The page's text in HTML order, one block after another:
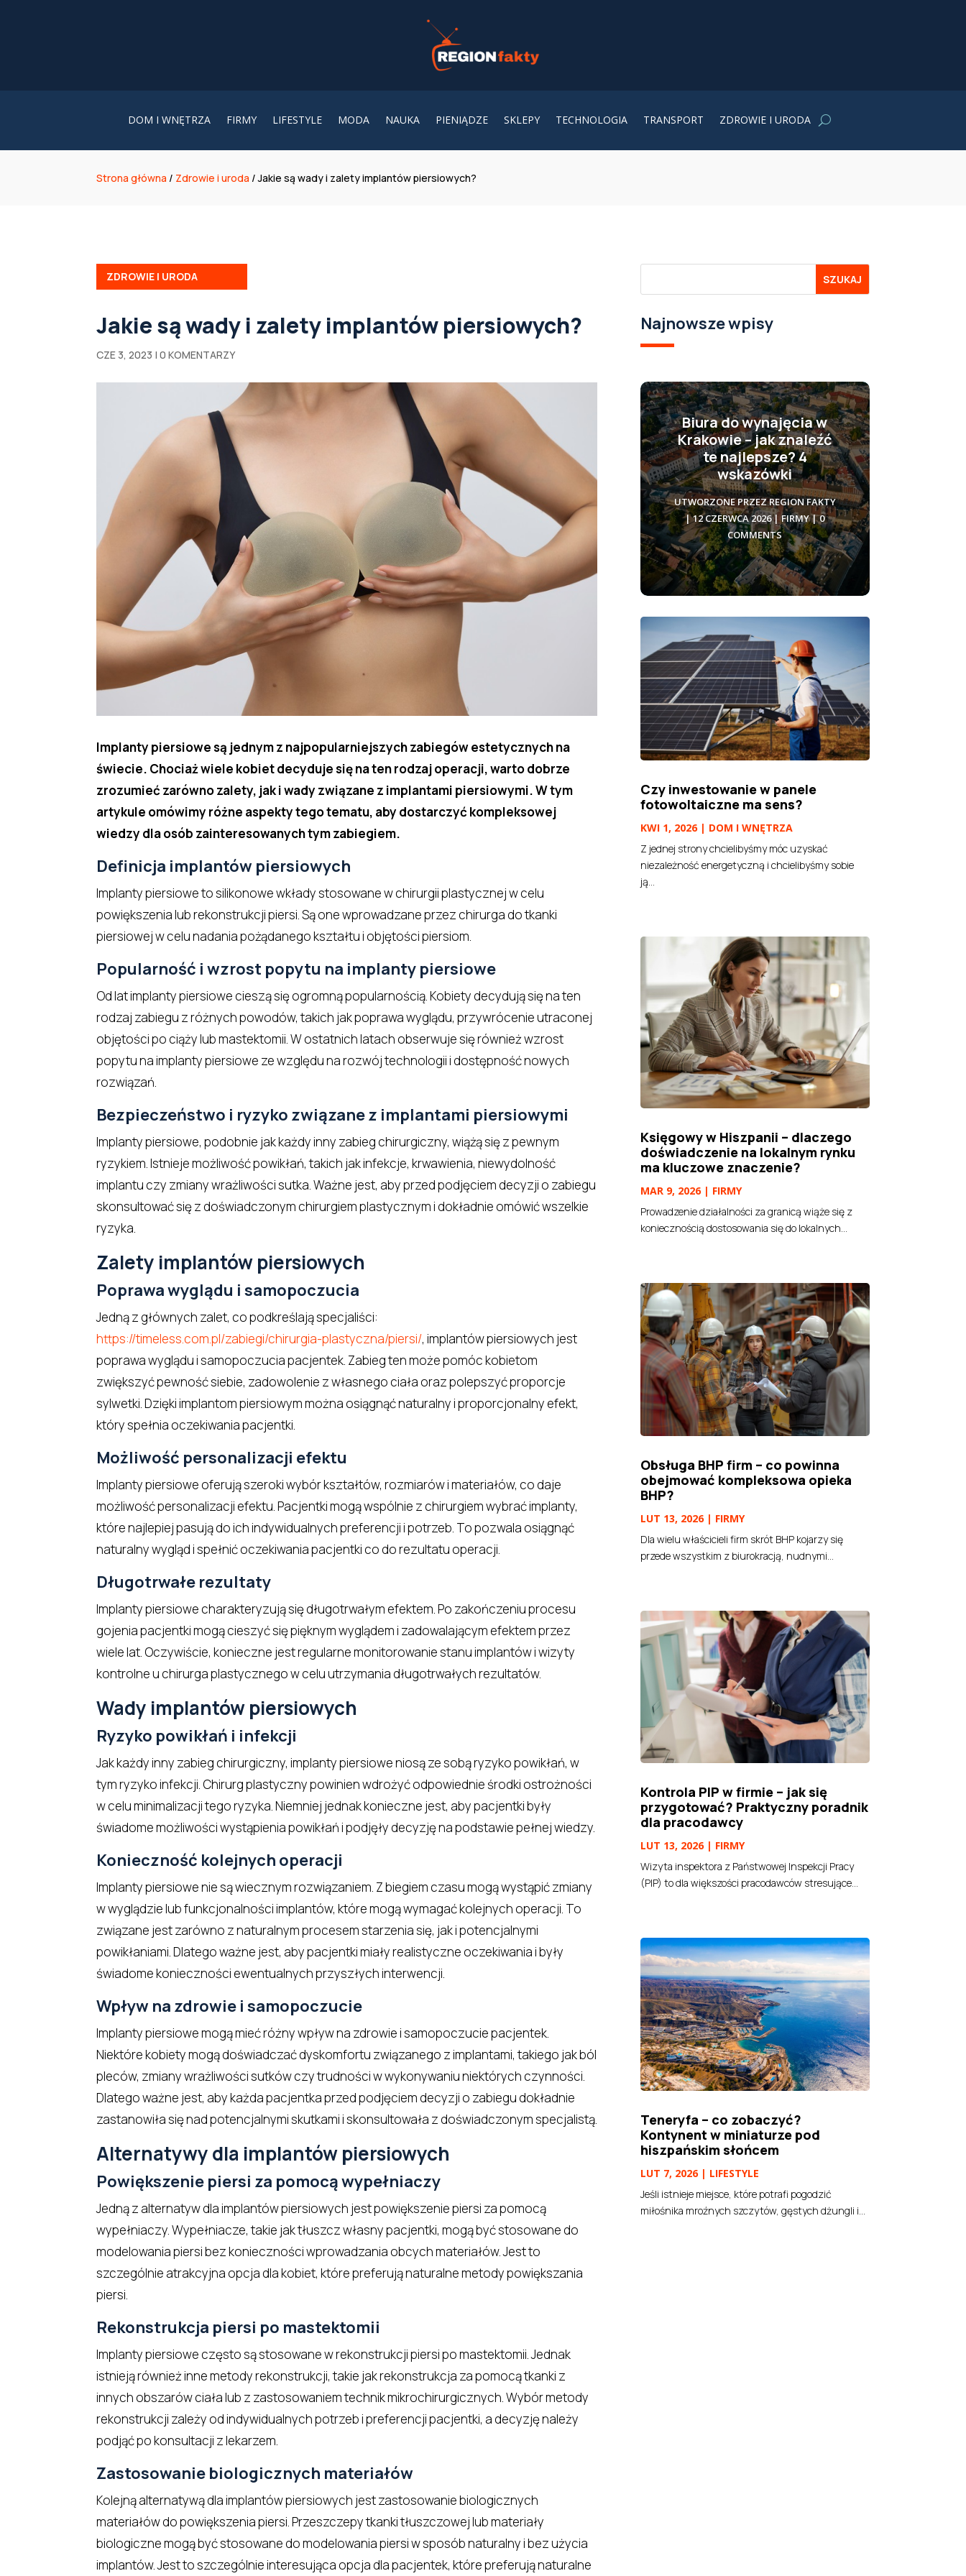
DOM I WNĘTRZA FIRMY LIFESTYLE MODA NAUKA PIENIĄDZE SKLEPY TECHNOLOGIA TRANSPORT ZDROWIE I URODA
Strona główna / Zdrowie i uroda /Jakie są wady i zalety implantów piersiowych?
ZDROWIE I URODA
Jakie są wady i zalety implantów piersiowych?
CZE 3, 2023 |0 KOMENTARZY
Implanty piersiowe są jednym z najpopularniejszych zabiegów estetycznych na
świecie. Chociaż wiele kobiet decyduje się na ten rodzaj operacji, warto dobrze
zrozumieć zarówno zalety, jak i wady związane z implantami piersiowymi. W tym
artykule omówimy różne aspekty tego tematu, aby dostarczyć kompleksowej
wiedzy dla osób zainteresowanych tym zabiegiem.
Definicja implantów piersiowych
Implanty piersiowe to silikonowe wkłady stosowane w chirurgii plastycznej w celu
powiększenia lub rekonstrukcji piersi. Są one wprowadzane przez chirurga do tkanki
piersiowej w celu nadania pożądanego kształtu i objętości piersiom.
Popularność i wzrost popytu na implanty piersiowe
Od lat implanty piersiowe cieszą się ogromną popularnością. Kobiety decydują się na ten
rodzaj zabiegu z różnych powodów, takich jak poprawa wyglądu, przywrócenie utraconej
objętości po ciąży lub mastektomii. W ostatnich latach obserwuje się również wzrost
popytu na implanty piersiowe ze względu na rozwój technologii i dostępność nowych
rozwiązań.
Bezpieczeństwo i ryzyko związane z implantami piersiowymi
Implanty piersiowe, podobnie jak każdy inny zabieg chirurgiczny, wiążą się z pewnym
ryzykiem. Istnieje możliwość powikłań, takich jak infekcje, krwawienia, niewydolność
implantu czy zmiany wrażliwości sutka. Ważne jest, aby przed podjęciem decyzji o zabiegu
skonsultować się z doświadczonym chirurgiem plastycznym i dokładnie omówić wszelkie
ryzyka.
Zalety implantów piersiowych
Poprawa wyglądu i samopoczucia
Jedną z głównych zalet, co podkreślają specjaliści:
https://timeless.com.pl/zabiegi/chirurgia-plastyczna/piersi/, implantów piersiowych jest
poprawa wyglądu i samopoczucia pacjentek. Zabieg ten może pomóc kobietom
zwiększyć pewność siebie, zadowolenie z własnego ciała oraz polepszyć proporcje
sylwetki. Dzięki implantom piersiowym można osiągnąć naturalny i proporcjonalny efekt,
który spełnia oczekiwania pacjentki.
Możliwość personalizacji efektu
Implanty piersiowe oferują szeroki wybór kształtów, rozmiarów i materiałów, co daje
możliwość personalizacji efektu. Pacjentki mogą wspólnie z chirurgiem wybrać implanty,
które najlepiej pasują do ich indywidualnych preferencji i potrzeb. To pozwala osiągnąć
naturalny wygląd i spełnić oczekiwania pacjentki co do rezultatu operacji.
Długotrwałe rezultaty
Implanty piersiowe charakteryzują się długotrwałym efektem. Po zakończeniu procesu
gojenia pacjentki mogą cieszyć się pięknym wyglądem i zadowalającym efektem przez
wiele lat. Oczywiście, konieczne jest regularne monitorowanie stanu implantów i wizyty
kontrolne u chirurga plastycznego w celu utrzymania długotrwałych rezultatów.
Wady implantów piersiowych
Ryzyko powikłań i infekcji
Jak każdy inny zabieg chirurgiczny, implanty piersiowe niosą ze sobą ryzyko powikłań, w
tym ryzyko infekcji. Chirurg plastyczny powinien wdrożyć odpowiednie środki ostrożności
w celu minimalizacji tego ryzyka. Niemniej jednak konieczne jest, aby pacjentki były
świadome możliwości wystąpienia powikłań i podjęły decyzję na podstawie pełnej wiedzy.
Konieczność kolejnych operacji
Implanty piersiowe nie są wiecznym rozwiązaniem. Z biegiem czasu mogą wystąpić zmiany
w wyglądzie lub funkcjonalności implantów, które mogą wymagać kolejnych operacji. To
związane jest zarówno z naturalnym procesem starzenia się, jak i potencjalnymi
powikłaniami. Dlatego ważne jest, aby pacjentki miały realistyczne oczekiwania i były
świadome konieczności ewentualnych przyszłych interwencji.
Wpływ na zdrowie i samopoczucie
Implanty piersiowe mogą mieć różny wpływ na zdrowie i samopoczucie pacjentek.
Niektóre kobiety mogą doświadczać dyskomfortu związanego z implantami, takiego jak ból
pleców, zmiany wrażliwości sutków czy trudności w wykonywaniu niektórych czynności.
Dlatego ważne jest, aby każda pacjentka przed podjęciem decyzji o zabiegu dokładnie
zastanowiła się nad potencjalnymi skutkami i skonsultowała z doświadczonym specjalistą.
Alternatywy dla implantów piersiowych
Powiększenie piersi za pomocą wypełniaczy
Jedną z alternatyw dla implantów piersiowych jest powiększenie piersi za pomocą
wypełniaczy. Wypełniacze, takie jak tłuszcz własny pacjentki, mogą być stosowane do
modelowania piersi bez konieczności wprowadzania obcych materiałów. Jest to
szczególnie atrakcyjna opcja dla kobiet, które preferują naturalne metody powiększania
piersi.
Rekonstrukcja piersi po mastektomii
Implanty piersiowe często są stosowane w rekonstrukcji piersi po mastektomii. Jednak
istnieją również inne metody rekonstrukcji, takie jak rekonstrukcja za pomocą tkanki z
innych obszarów ciała lub z zastosowaniem technik mikrochirurgicznych. Wybór metody
rekonstrukcji zależy od indywidualnych potrzeb i preferencji pacjentki, a decyzję należy
podjąć po konsultacji z lekarzem.
Zastosowanie biologicznych materiałów
Kolejną alternatywą dla implantów piersiowych jest zastosowanie biologicznych
materiałów do powiększenia piersi. Przeszczepy tkanki tłuszczowej lub materiały
biologiczne mogą być stosowane do modelowania piersi w sposób naturalny i bez użycia
implantów. Jest to szczególnie interesująca opcja dla pacjentek, które preferują naturalne
Najnowsze wpisy
Biura do wynajęcia w
Krakowie – jak znaleźć
te najlepsze? 4
wskazówki
UTWORZONE PRZEZREGION FAKTY
|12 CZERWCA 2026|FIRMY| 0
COMMENTS
Czy inwestowanie w panele
fotowoltaiczne ma sens?
KWI 1, 2026| DOM I WNĘTRZA
Z jednej strony chcielibyśmy móc uzyskać
niezależność energetyczną i chcielibyśmy sobie
ją...
Księgowy w Hiszpanii – dlaczego
doświadczenie na lokalnym rynku
ma kluczowe znaczenie?
MAR 9, 2026| FIRMY
Prowadzenie działalności za granicą wiąże się z
koniecznością dostosowania się do lokalnych...
Obsługa BHP firm – co powinna
obejmować kompleksowa opieka
BHP?
LUT 13, 2026| FIRMY
Dla wielu właścicieli firm skrót BHP kojarzy się
przede wszystkim z biurokracją, nudnymi...
Kontrola PIP w firmie – jak się
przygotować? Praktyczny poradnik
dla pracodawcy
LUT 13, 2026| FIRMY
Wizyta inspektora z Państwowej Inspekcji Pracy
(PIP) to dla większości pracodawców stresujące...
Teneryfa – co zobaczyć?
Kontynent w miniaturze pod
hiszpańskim słońcem
LUT 7, 2026| LIFESTYLE
Jeśli istnieje miejsce, które potrafi pogodzić
miłośnika mroźnych szczytów, gęstych dżungli i...